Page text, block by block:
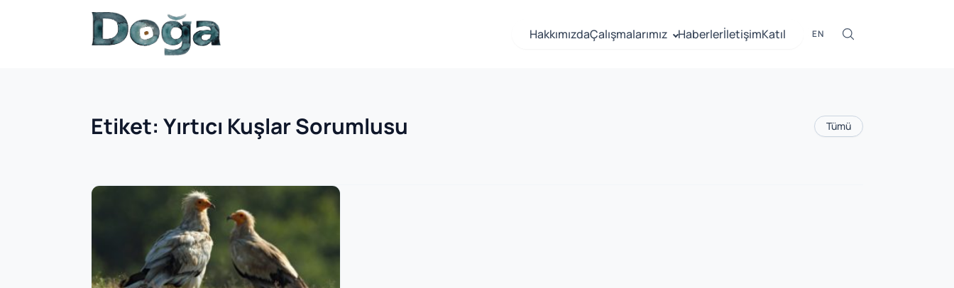
HakkımızdaÇalışmalarımız HaberlerİletişimKatıl EN
Etiket: Yırtıcı Kuşlar Sorumlusu Tümü